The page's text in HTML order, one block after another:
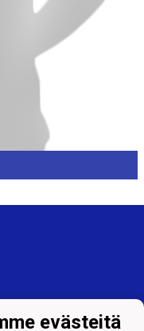
evästeitä